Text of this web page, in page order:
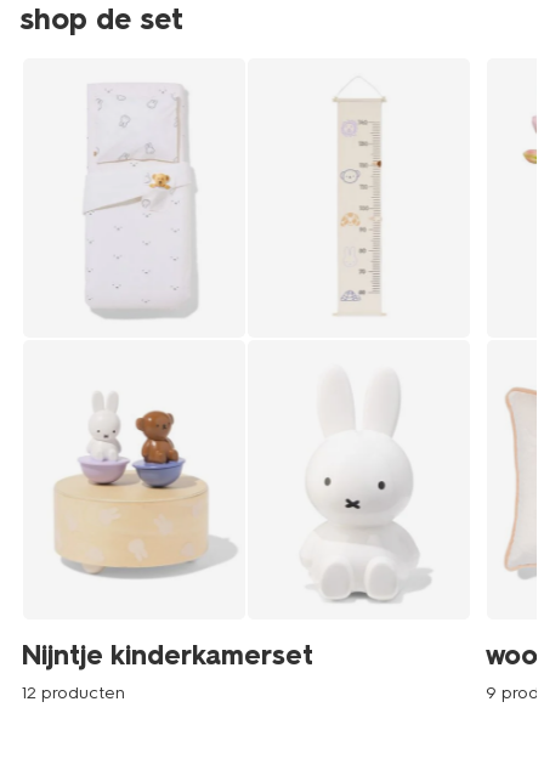
shop de set
Nijntje kinderkamerset
12 producten 9